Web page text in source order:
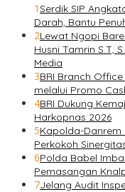
1Serdik SIP
Darah, Bantu
2Lewat Ngopi
Husni Tamrin S.T,
Media
3BRI Branch
melalui Promo
4BRI Dukung
Harkopnas 2026
5Kapolda-Danrem
Perkokoh
6Polda Babel
Pemasangan
7Jelang Audit